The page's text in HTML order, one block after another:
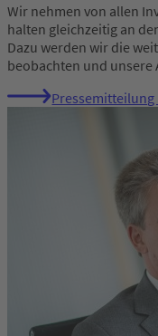
Wir nehmen von allen
halten gleichzeitig an
Dazu werden wir die
beobachten und unsere